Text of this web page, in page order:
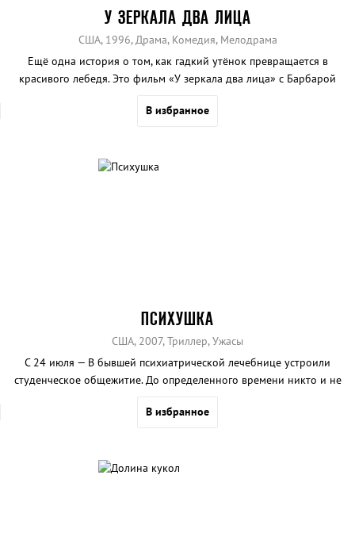
У ЗЕРКАЛА ДВА ЛИЦА
США, 1996, Драма, Комедия, Мелодрама
Ещё одна история о том, как гадкий утёнок превращается в
красивого лебедя. Это фильм «У зеркала два лица» с Барбарой
В избранное
ПСИХУШКА
США, 2007, Триллер, Ужасы
С 24 июля — В бывшей психиатрической лечебнице устроили
студенческое общежитие. До определенного времени никто и не
В избранное